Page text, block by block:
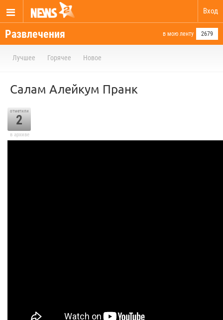
Вход
Развлечения в мою ленту 2679
Лучшее Горячее Новое
Салам Алейкум Пранк
отметили
2
в архиве